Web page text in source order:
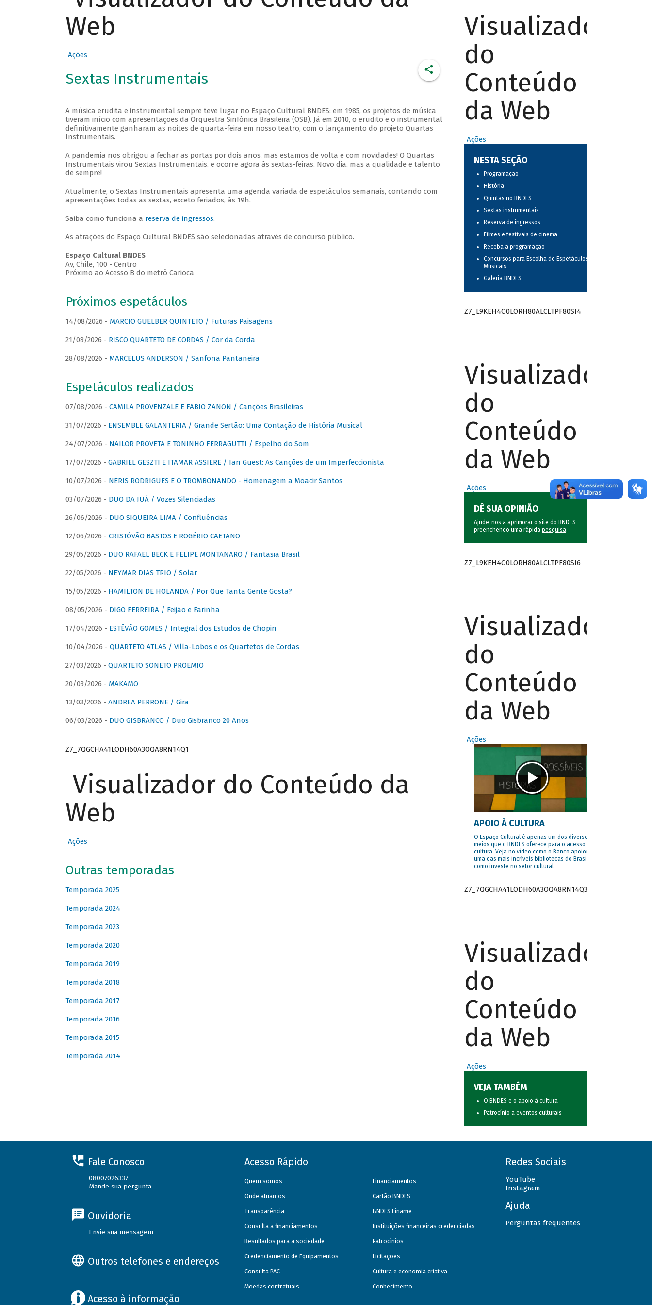
Web
Ações
Sextas Instrumentais
A música erudita e instrumental sempre teve lugar no Espaço Cultural BNDES: em 1985, os projetos de música
tiveram início com apresentações da Orquestra Sinfônica Brasileira (OSB). Já em 2010, o erudito e o instrumental
definitivamente ganharam as noites de quarta-feira em nosso teatro, com o lançamento do projeto Quartas
Instrumentais.
A pandemia nos obrigou a fechar as portas por dois anos, mas estamos de volta e com novidades! O Quartas
Instrumentais virou Sextas Instrumentais, e ocorre agora às sextas-feiras. Novo dia, mas a qualidade e talento
de sempre!
Atualmente, o Sextas Instrumentais apresenta uma agenda variada de espetáculos semanais, contando com
apresentações todas as sextas, exceto feriados, às 19h.
Saiba como funciona a reserva de ingressos.
As atrações do Espaço Cultural BNDES são selecionadas através de concurso público.
Espaço Cultural BNDES
Av, Chile, 100 - Centro
Próximo ao Acesso B do metrô Carioca
Próximos espetáculos
14/08/2026 - MARCIO GUELBER QUINTETO / Futuras Paisagens
21/08/2026 - RISCO QUARTETO DE CORDAS / Cor da Corda
28/08/2026 - MARCELUS ANDERSON / Sanfona Pantaneira
Espetáculos realizados
07/08/2026 - CAMILA PROVENZALE E FABIO ZANON / Canções Brasileiras
31/07/2026 - ENSEMBLE GALANTERIA / Grande Sertão: Uma Contação de História Musical
24/07/2026 - NAILOR PROVETA E TONINHO FERRAGUTTI / Espelho do Som
17/07/2026 - GABRIEL GESZTI E ITAMAR ASSIERE / Ian Guest: As Canções de um Imperfeccionista
10/07/2026 - NERIS RODRIGUES E O TROMBONANDO - Homenagem a Moacir Santos
03/07/2026 - DUO DA JUÁ / Vozes Silenciadas
26/06/2026 - DUO SIQUEIRA LIMA / Confluências
12/06/2026 - CRISTÓVÃO BASTOS E ROGÉRIO CAETANO
29/05/2026 - DUO RAFAEL BECK E FELIPE MONTANARO / Fantasia Brasil
22/05/2026 - NEYMAR DIAS TRIO / Solar
15/05/2026 - HAMILTON DE HOLANDA / Por Que Tanta Gente Gosta?
08/05/2026 - DIGO FERREIRA / Feijão e Farinha
17/04/2026 - ESTÊVÃO GOMES / Integral dos Estudos de Chopin
10/04/2026 - QUARTETO ATLAS / Villa-Lobos e os Quartetos de Cordas
27/03/2026 - QUARTETO SONETO PROEMIO
20/03/2026 - MAKAMO
13/03/2026 - ANDREA PERRONE / Gira
06/03/2026 - DUO GISBRANCO / Duo Gisbranco 20 Anos
Z7_7QGCHA41LODH60A3OQA8RN14Q1
Visualizador do Conteúdo da
Web
Ações
Outras temporadas
Temporada 2025
Temporada 2024
Temporada 2023
Temporada 2020
Temporada 2019
Temporada 2018
Temporada 2017
Temporada 2016
Temporada 2015
Temporada 2014
Visualizador
do
Conteúdo
da Web
Ações
NESTA SEÇÃO
Programação
História
Quintas no BNDES
Sextas instrumentais
Reserva de ingressos
Filmes e festivais de cinema
Receba a programação
Concursos para Escolha de Espetáculos
Musicais
Galeria BNDES
Z7_L9KEH4O0LORH80ALCLTPF80SI4
Visualizador
do
Conteúdo
da Web
Ações
DÊ SUA OPINIÃO
Ajude-nos a aprimorar o site do BNDES
preenchendo uma rápida pesquisa.
Z7_L9KEH4O0LORH80ALCLTPF80SI6
Visualizador
do
Conteúdo
da Web
Ações
APOIO À CULTURA
O Espaço Cultural é apenas um dos diversos
meios que o BNDES oferece para o acesso à
cultura. Veja no vídeo como o Banco apoiou
uma das mais incríveis bibliotecas do Brasil e
como investe no setor cultural.
Z7_7QGCHA41LODH60A3OQA8RN14Q3
Visualizador
do
Conteúdo
da Web
Ações
VEJA TAMBÉM
O BNDES e o apoio à cultura
Patrocínio a eventos culturais
Fale Conosco
08007026337
Mande sua pergunta
Ouvidoria
Envie sua mensagem
Outros telefones e endereços
Acesso à informação
Acesso Rápido
Quem somos
Onde atuamos
Transparência
Consulta a financiamentos
Resultados para a sociedade
Credenciamento de Equipamentos
Consulta PAC
Moedas contratuais
Financiamentos
Cartão BNDES
BNDES Finame
Instituições financeiras credenciadas
Patrocínios
Licitações
Cultura e economia criativa
Conhecimento
Redes Sociais
YouTube
Instagram
Ajuda
Perguntas frequentes